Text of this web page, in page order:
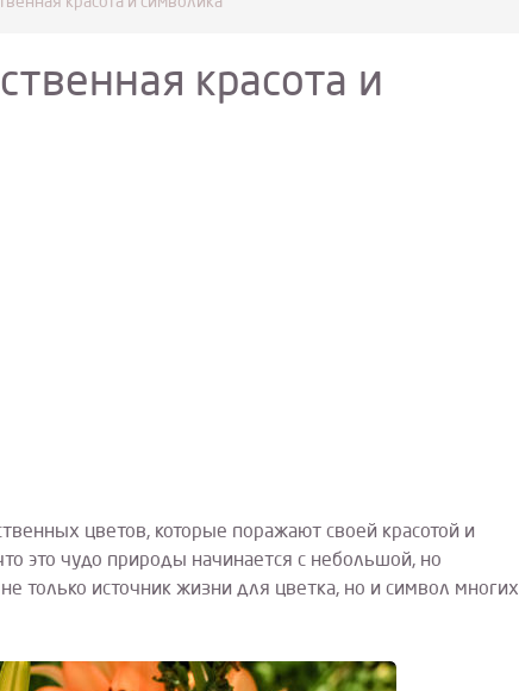
красота и
цветов, которые поражают своей красотой и
это чудо природы начинается с небольшой, но
только источник жизни для цветка, но и символ многих